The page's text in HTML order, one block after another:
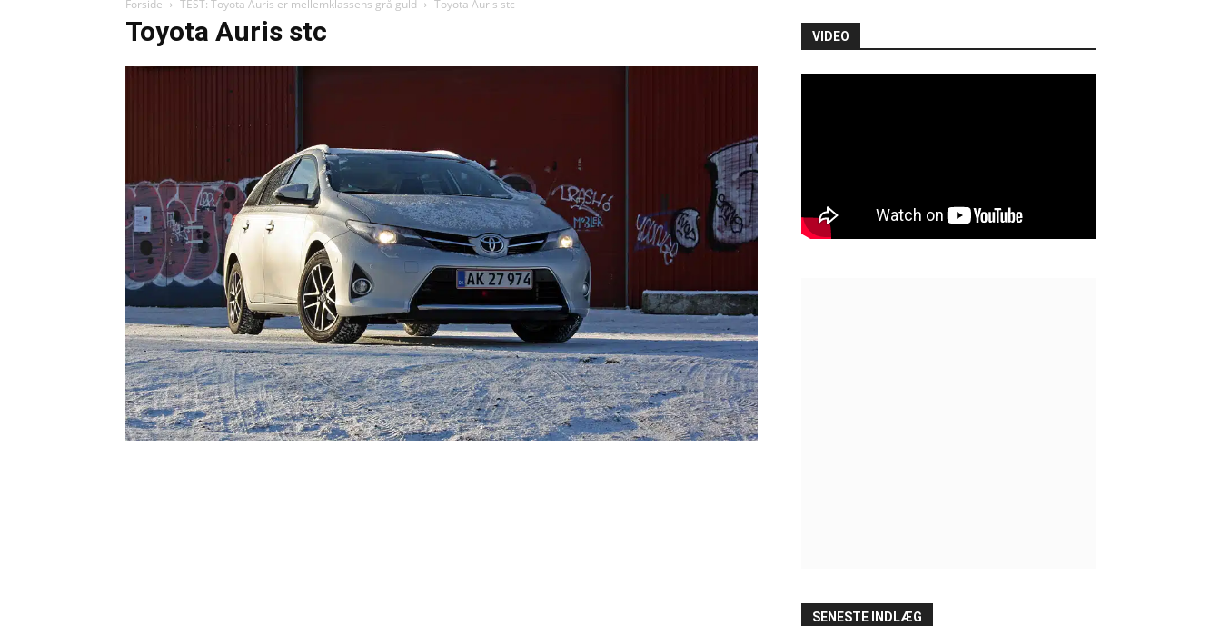
Forside TEST: Toyota Auris er mellemklassens grå guld Toyota Auris stc
Toyota Auris stc VIDEO
SENESTE INDLÆG